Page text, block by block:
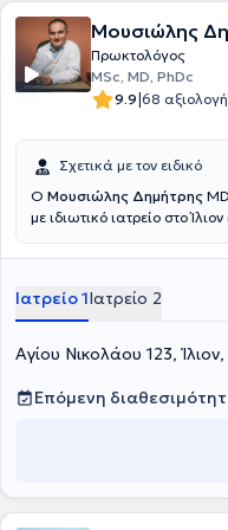
Μουσιώλης
Πρωκτολόγος
MSc, MD, PhDc
9.9|68
Σχετικά με τον ειδικό
Ο Μουσιώλης Δημήτρης
με ιδιωτικό ιατρείο στο
Γενικής Χειρουργικής από
- Χοληφόρων - Παγκρέατος
Πανεπιστημίου Θράκης και
Σχολή Μαστολογίας.
την καρδιοπνευμονική
παχυσαρκία, την αγγειακή
φρουρού, αλλά και στη
περιπρωκτικών παθήσεων
ραγάδων,κονδυλωμάτων) με
Ιατρείο 1Ιατρείο 2
Αγίου Νικολάου 123,
Επόμενη